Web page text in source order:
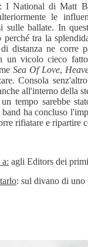
: I National di Matt
le
sulle ballate. In
perché tra la
di distanza ne corre
un vicolo cieco
Sea Of Love,
Consola
all'interno della
tempo sarebbe
ha concluso
rifiatare e ripartire
agli Editors dei
: sul divano di uno